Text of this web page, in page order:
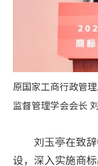
原国家工商行政管
监督管理学会会长
刘玉亭在致辞
设，深入实施商